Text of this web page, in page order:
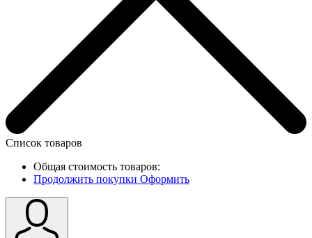
Список товаров
Общая стоимость товаров:
Продолжить покупки Оформить